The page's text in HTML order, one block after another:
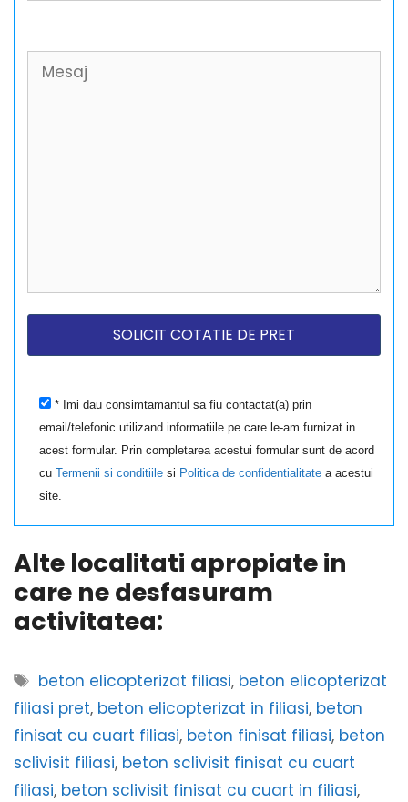
* Imi dau consimtamantul sa fiu contactat(a) prin
email/telefonic utilizand informatiile pe care le-am furnizat in
acest formular. Prin completarea acestui formular sunt de acord
cuTermenii si conditiile si Politica de confidentialitate a acestui
site.
Alte localitati apropiate in
care ne desfasuram
activitatea:
Etichete
beton elicopterizat filiasi, beton elicopterizat
filiasi pret, beton elicopterizat in filiasi, beton
finisat cu cuart filiasi, beton finisat filiasi, beton
sclivisit filiasi, beton sclivisit finisat cu cuart
filiasi, beton sclivisit finisat cu cuart in filiasi,